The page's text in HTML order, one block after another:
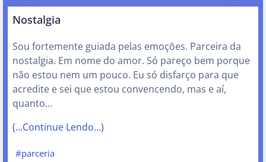
Nostalgia
Sou fortemente guiada pelas emoções. Parceira da
nostalgia. Em nome do amor. Só pareço bem porque
não estou nem um pouco. Eu só disfarço para que
acredite e sei que estou convencendo, mas e aí,
quanto…
(…Continue Lendo…)
#parceria